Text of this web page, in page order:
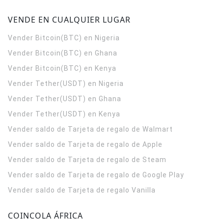
VENDE EN CUALQUIER LUGAR
Vender Bitcoin(BTC) en Nigeria
Vender Bitcoin(BTC) en Ghana
Vender Bitcoin(BTC) en Kenya
Vender Tether(USDT) en Nigeria
Vender Tether(USDT) en Ghana
Vender Tether(USDT) en Kenya
Vender saldo de Tarjeta de regalo de Walmart
Vender saldo de Tarjeta de regalo de Apple
Vender saldo de Tarjeta de regalo de Steam
Vender saldo de Tarjeta de regalo de Google Play
Vender saldo de Tarjeta de regalo Vanilla
COINCOLA ÁFRICA